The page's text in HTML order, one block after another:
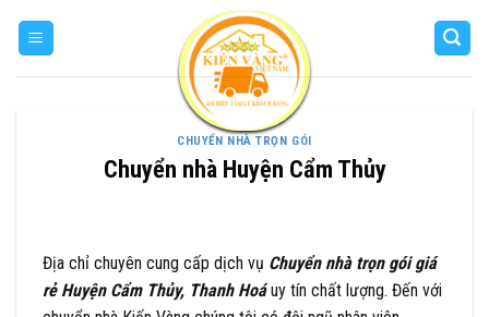
CHUYỂN NHÀ TRỌN GÓI
Chuyển nhà Huyện Cẩm Thủy
Địa chỉ chuyên cung cấp dịch vụ Chuyển nhà trọn gói giá
rẻ Huyện Cẩm Thủy, Thanh Hoáuy tín chất lượng. Đến với